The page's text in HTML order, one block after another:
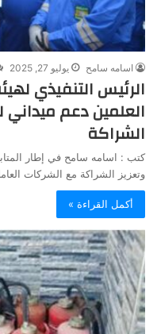
اسامه سامح يوليو 27, 2025
الرئيس التنفيذي
العلمين دعم ميداني
الشراكة
كتب : اسامه سامح في إطار
وتعزيز الشراكة مع الشركات
أكمل القراءة »